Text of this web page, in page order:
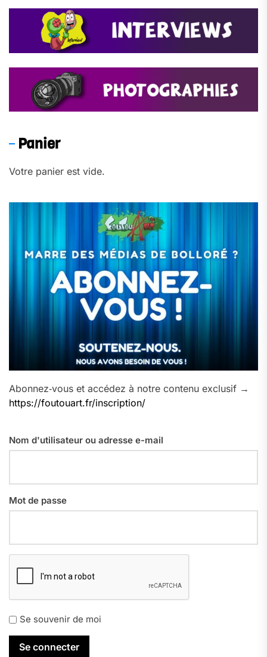
Panier
Votre panier est vide.
Abonnez‑vous et accédez à notre contenu exclusif →
https://foutouart.fr/inscription/
Nom d'utilisateur ou adresse e-mail
Mot de passe
Se souvenir de moi